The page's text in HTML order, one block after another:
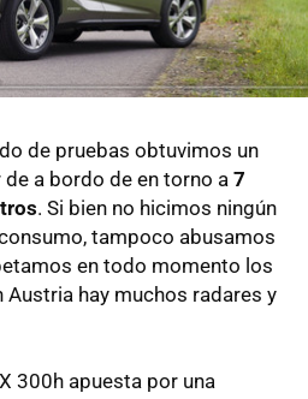
de pruebas obtuvimos un
a bordo de en torno a 7
. Si bien no hicimos ningún
tampoco abusamos
en todo momento los
hay muchos radares y
300h apuesta por una